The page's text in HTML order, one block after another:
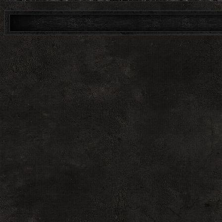
<a href="#"
<a
<a href="/index/
<img src="/
<br>
<a href="#"
src="/prof-
<a href="#"
<img src="/
<font